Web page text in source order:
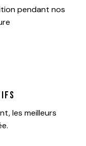
pendant nos
les meilleurs